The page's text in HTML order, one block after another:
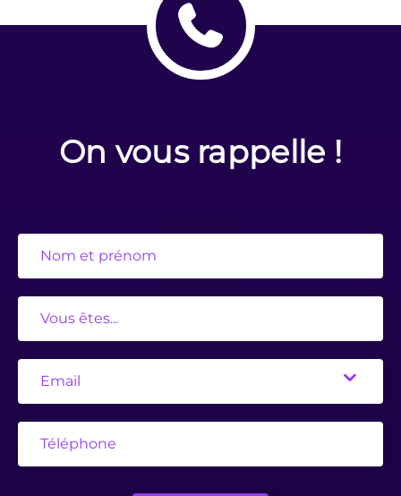
On vous rappelle !